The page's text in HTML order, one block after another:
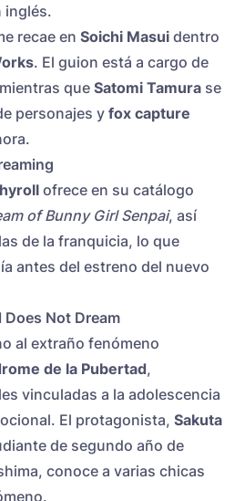
inglés.
recae en Soichi Masui dentro
. El guion está a cargo de
que Satomi Tamura se
personajes y fox capture
ofrece en su catálogo
of Bunny Girl Senpai, así
de la franquicia, lo que
antes del estreno del nuevo
Does Not Dream
al extraño fenómeno
de la Pubertad,
vinculadas a la adolescencia
El protagonista, Sakuta
de segundo año de
conoce a varias chicas